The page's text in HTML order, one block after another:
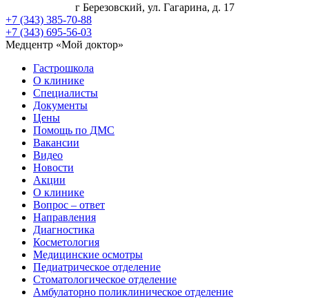
г Березовский, ул. Гагарина, д. 17
+7 (343) 385-70-88
+7 (343) 695-56-03
Медцентр «Мой доктор»
Гастрошкола
О клинике
Специалисты
Документы
Цены
Помощь по ДМС
Вакансии
Видео
Новости
Акции
О клинике
Вопрос – ответ
Направления
Диагностика
Косметология
Медицинские осмотры
Педиатрическое отделение
Стоматологическое отделение
Амбулаторно поликлиническое отделение